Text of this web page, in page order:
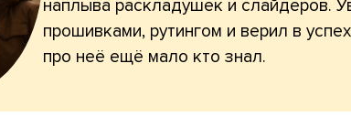
наплыва раскладушек и слайдеров.
прошивками, рутингом и верил в
про неё ещё мало кто знал.